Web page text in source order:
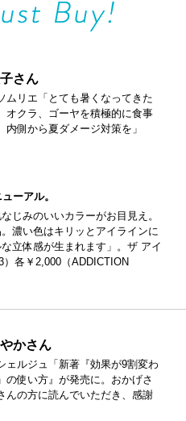
さん
ムリエ「とても暑くなってきた
オクラ、ゴーヤを積極的に食事
内側から夏ダメージ対策を」
ーアル。
じみのいいカラーがお目見え。
濃い色はキリッとアイラインに
立体感が生まれます」。ザ アイ
各￥2,000（ADDICTION
かさん
ェルジュ「新著『効果が9割変わ
の使い方』が発売に。おかげさ
んの方に読んでいただき、感謝